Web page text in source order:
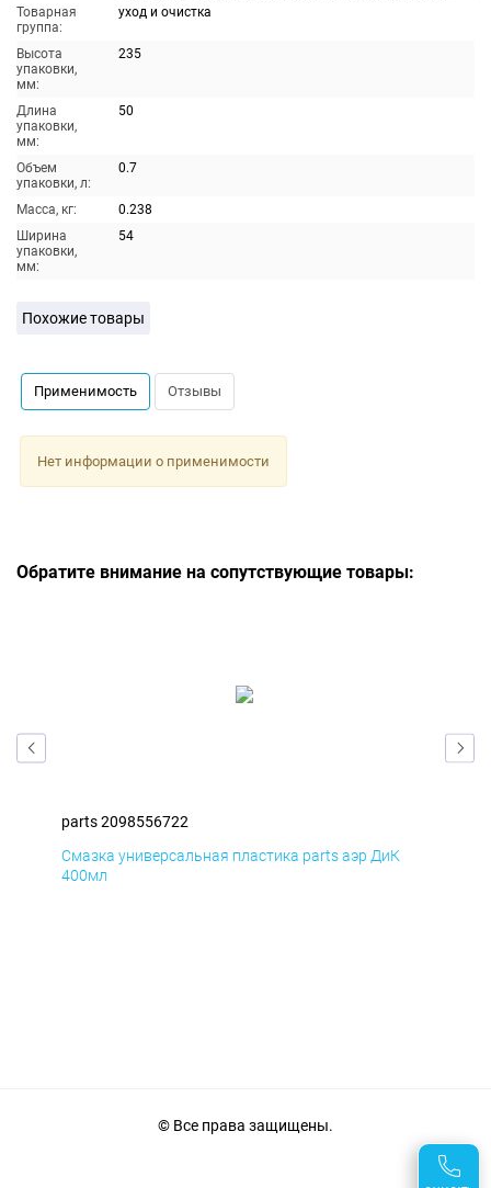
Товарная
группа:
уход и очистка
Высота
упаковки,
мм:
235
Длина
упаковки,
мм:
50
Объем
упаковки, л:
0.7
Масса, кг:
0.238
Ширина
упаковки,
мм:
54
Похожие товары
Применимость Отзывы
Нет информации о применимости
Обратите внимание на сопутствующие товары:
parts 2098556722
Смазка универсальная пластика parts аэр ДиК
400мл
© Все права защищены.